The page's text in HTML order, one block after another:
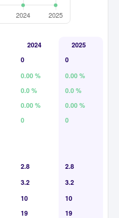
2024
2025
0
0
0.00 %
0.00 %
0.0 %
0.0 %
0.00 %
0.00 %
0 0
2.8
2.8
3.2
3.2
10
10
19 19